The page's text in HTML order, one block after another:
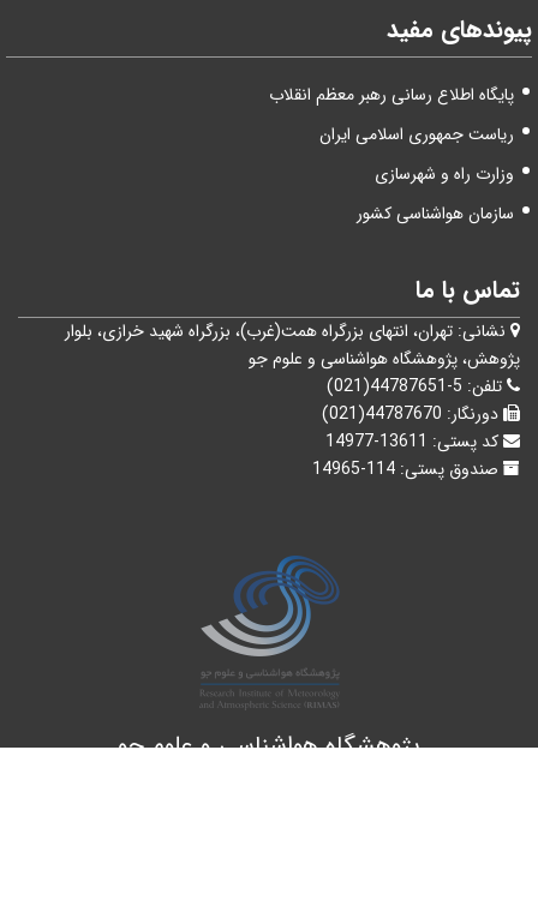
پیوندهای مفید
پایگاه اطلاع رسانی رهبر معظم انقلاب
ریاست جمهوری اسلامی ایران
وزارت راه و شهرسازی
سازمان هواشناسی کشور
تماس با ما
نشانی: تهران، انتهای بزرگراه همت(غرب)، بزرگراه شهيد خرازی، بلوار
پژوهش، پژوهشگاه هواشناسی و علوم جو
تلفن: 5-44787651(021)
دورنگار: 44787670(021)
کد پستی: 13611-14977
صندوق پستی: 114-14965
پژوهشگاه هواشناسی و علوم جو